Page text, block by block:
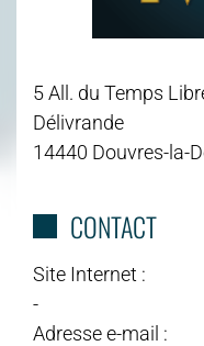
5 All. du Temps
Délivrande
14440 Douvres-la-
CONTACT
Site Internet :
-
Adresse e-mail :